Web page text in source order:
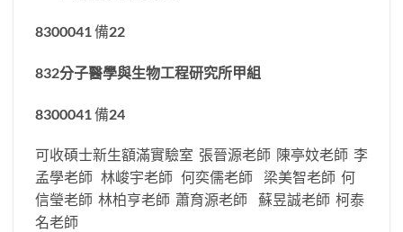
8300041 備22
832分子醫學與生物工程研究所甲組
8300041 備24
可收碩士新生額滿實驗室 張晉源老師 陳亭妏老師 李
孟學老師 林峻宇老師 何奕儒老師 梁美智老師 何
信瑩老師 林柏亨老師 蕭育源老師 蘇昱誠老師 柯泰
名老師